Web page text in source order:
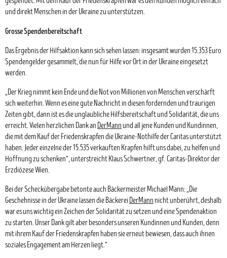
und direkt Menschen in der Ukraine zu unterstützen.
Grosse Spendenbereitschaft
Das Ergebnis der Hilfsaktion kann sich sehen lassen: insgesamt wurden 15.353 Euro
Spendengelder gesammelt, die nun für Hilfe vor Ort in der Ukraine eingesetzt
werden.
„Der Krieg nimmt kein Ende und die Not von Millionen von Menschen verschärft
sich weiterhin. Wenn es eine gute Nachricht in diesen fordernden und traurigen
Zeiten gibt, dann ist es die unglaubliche Hilfsbereitschaft und Solidarität, die uns
erreicht. Vielen herzlichen Dank an DerMannund all jene Kunden und Kundinnen,
die mit dem Kauf der Friedenskrapfen die Ukraine-Nothilfe der Caritas unterstützt
haben. Jeder einzelne der 15.535 verkauften Krapfen hilft uns dabei, zu helfen und
Hoffnung zu schenken“, unterstreicht Klaus Schwertner, gf. Caritas-Direktor der
Erzdiözese Wien.
Bei der Scheckübergabe betonte auch Bäckermeister Michael Mann: „Die
Geschehnisse in der Ukraine lassen die Bäckerei DerMannnicht unberührt, deshalb
war es uns wichtig ein Zeichen der Solidarität zu setzen und eine Spendenaktion
zu starten. Unser Dank gilt aber besonders unseren Kundinnen und Kunden, denn
mit ihrem Kauf der Friedenskrapfen haben sie erneut bewiesen, dass auch ihnen
soziales Engagement am Herzen liegt.“